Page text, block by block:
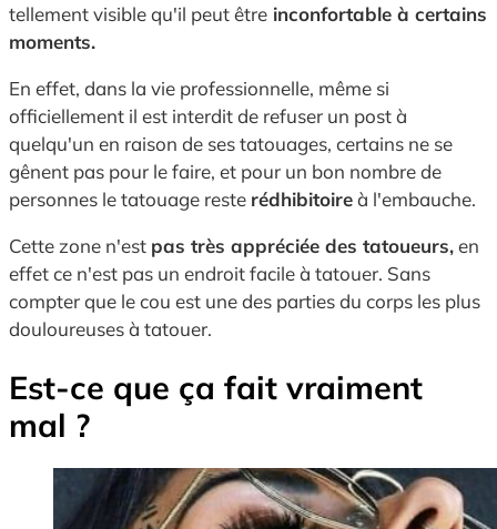
tellement visible qu'il peut être inconfortable à certains
moments.
En effet, dans la vie professionnelle, même si
officiellement il est interdit de refuser un post à
quelqu'un en raison de ses tatouages, certains ne se
gênent pas pour le faire, et pour un bon nombre de
personnes le tatouage reste rédhibitoireà l'embauche.
Cette zone n'est pas très appréciée des tatoueurs,en
effet ce n'est pas un endroit facile à tatouer. Sans
compter que le cou est une des parties du corps les plus
douloureuses à tatouer.
Est-ce que ça fait vraiment
mal ?